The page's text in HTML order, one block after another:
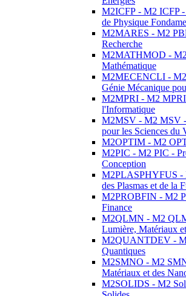
M2ICFP - M2 ICFP -
de Physique
M2MARES - M2
Recherche
M2MATHMOD -
Mathématique
M2MECENCLI -
Génie Mécanique
M2MPRI - M2 MPRI
l'Informatique
M2MSV - M2 MSV -
pour les Sciences du
M2OPTIM - M2
M2PIC - M2 PIC -
Conception
M2PLASPHYFUS -
des Plasmas et de la
M2PROBFIN - M2
Finance
M2QLMN - M2
Lumière, Matériaux
M2QUANTDEV -
Quantiques
M2SMNO - M2
Matériaux et des
M2SOLIDS - M2